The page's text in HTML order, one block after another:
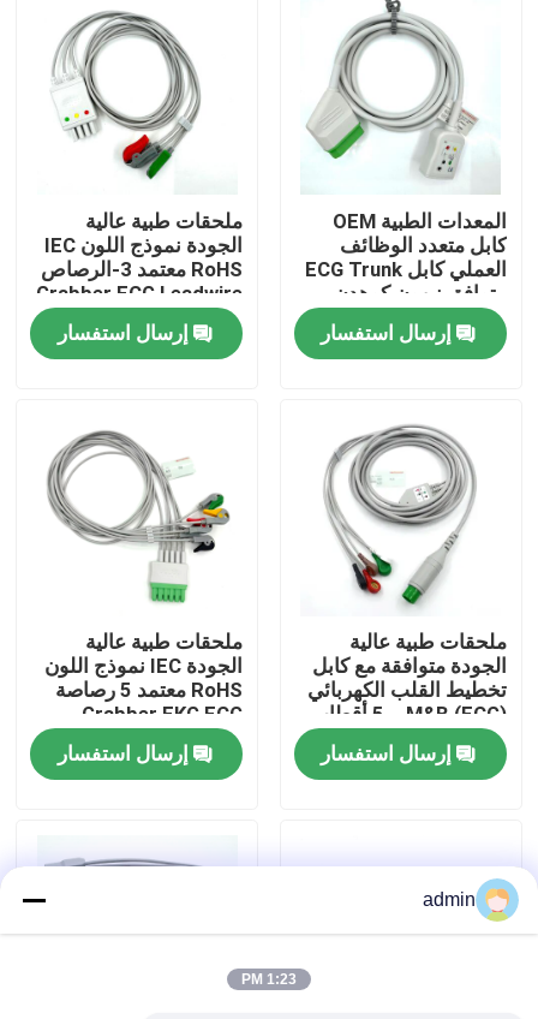
منزل
حول بنا
جولة في المعمل
اتصل بنا
طلب اقتباس
مستشعر SPO2 القابل للتصرف
المعدات الطبية OEM
كابل متعدد الوظائف
العملي كابل ECG Trunk
متوافق نيهون كوهدن
إرسال استفسار
ملحقات طبية عالية
الجودة نموذج اللون IEC
RoHS معتمد 3-الرصاص
Grabber ECG Leadwire
متوافقة Nihon Kohden
إرسال استفسار
ملحقات طبية عالية
الجودة متوافقة مع كابل
تخطيط القلب الكهربائي
(ECG) M&B بـ 5 أقطاب،
نظام AHA المفاجئ
إرسال استفسار
ملحقات طبية عالية
الجودة IEC نموذج اللون
RoHS معتمد 5 رصاصة
Grabber EKG ECG
Leadwire للمريض
الطبي إرسال استفسار
admin
1:23 PM